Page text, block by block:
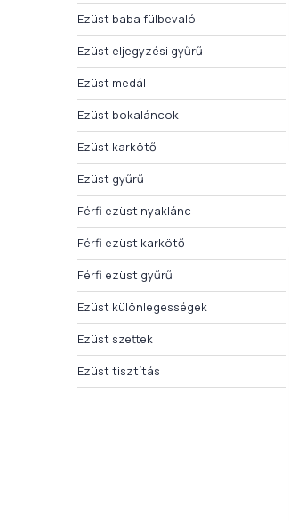
Ezüst baba fülbevaló
Ezüst eljegyzési gyűrű
Ezüst medál
Ezüst bokaláncok
Ezüst karkötő
Ezüst gyűrű
Férfi ezüst nyaklánc
Férfi ezüst karkötő
Férfi ezüst gyűrű
Ezüst különlegességek
Ezüst szettek
Ezüst tisztítás